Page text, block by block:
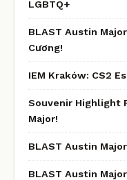
LGBTQ+
BLAST Austin
Cương!
IEM Kraków: CS2
Souvenir Highlight
Major!
BLAST Austin
BLAST Austin